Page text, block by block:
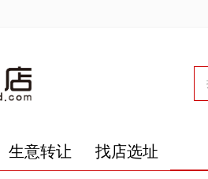
生意转让 找店选址